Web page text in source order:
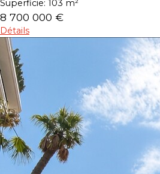
Superficie: 103 m²
8 700 000 €
Détails